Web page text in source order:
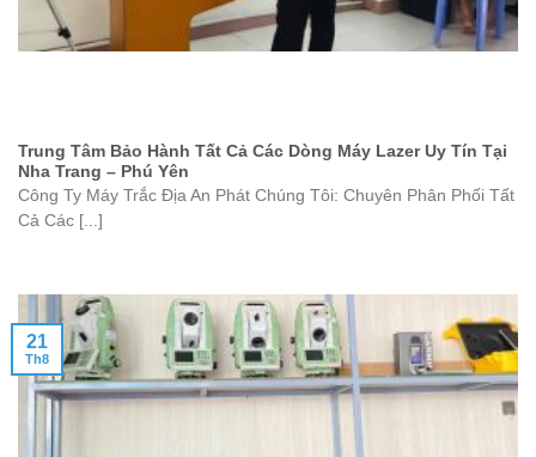
Trung Tâm Bảo Hành Tất Cả Các Dòng Máy Lazer Uy Tín Tại
Nha Trang – Phú Yên
Công Ty Máy Trắc Địa An Phát Chúng Tôi: Chuyên Phân Phối Tất
Cả Các [...]
21
Th8